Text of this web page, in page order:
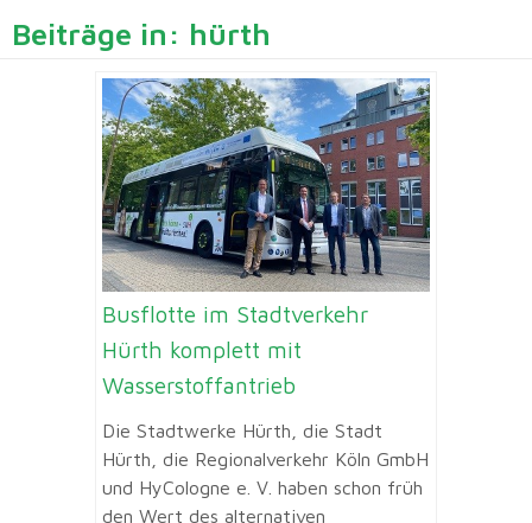
Beiträge in: hürth
Busflotte im Stadtverkehr
Hürth komplett mit
Wasserstoffantrieb
Die Stadtwerke Hürth, die Stadt
Hürth, die Regionalverkehr Köln GmbH
und HyCologne e. V. haben schon früh
den Wert des alternativen